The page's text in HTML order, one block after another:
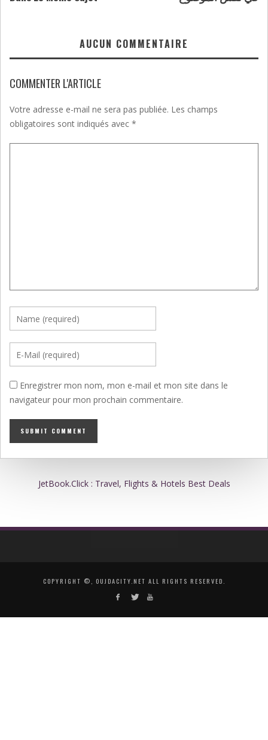
AUCUN COMMENTAIRE
COMMENTER L'ARTICLE
Votre adresse e-mail ne sera pas publiée. Les champs
obligatoires sont indiqués avec *
Enregistrer mon nom, mon e-mail et mon site dans le
navigateur pour mon prochain commentaire.
JetBook.Click : Travel, Flights & Hotels Best Deals
COPYRIGHT ©, OUJDACITY.NET ALL RIGHTS RESERVED.